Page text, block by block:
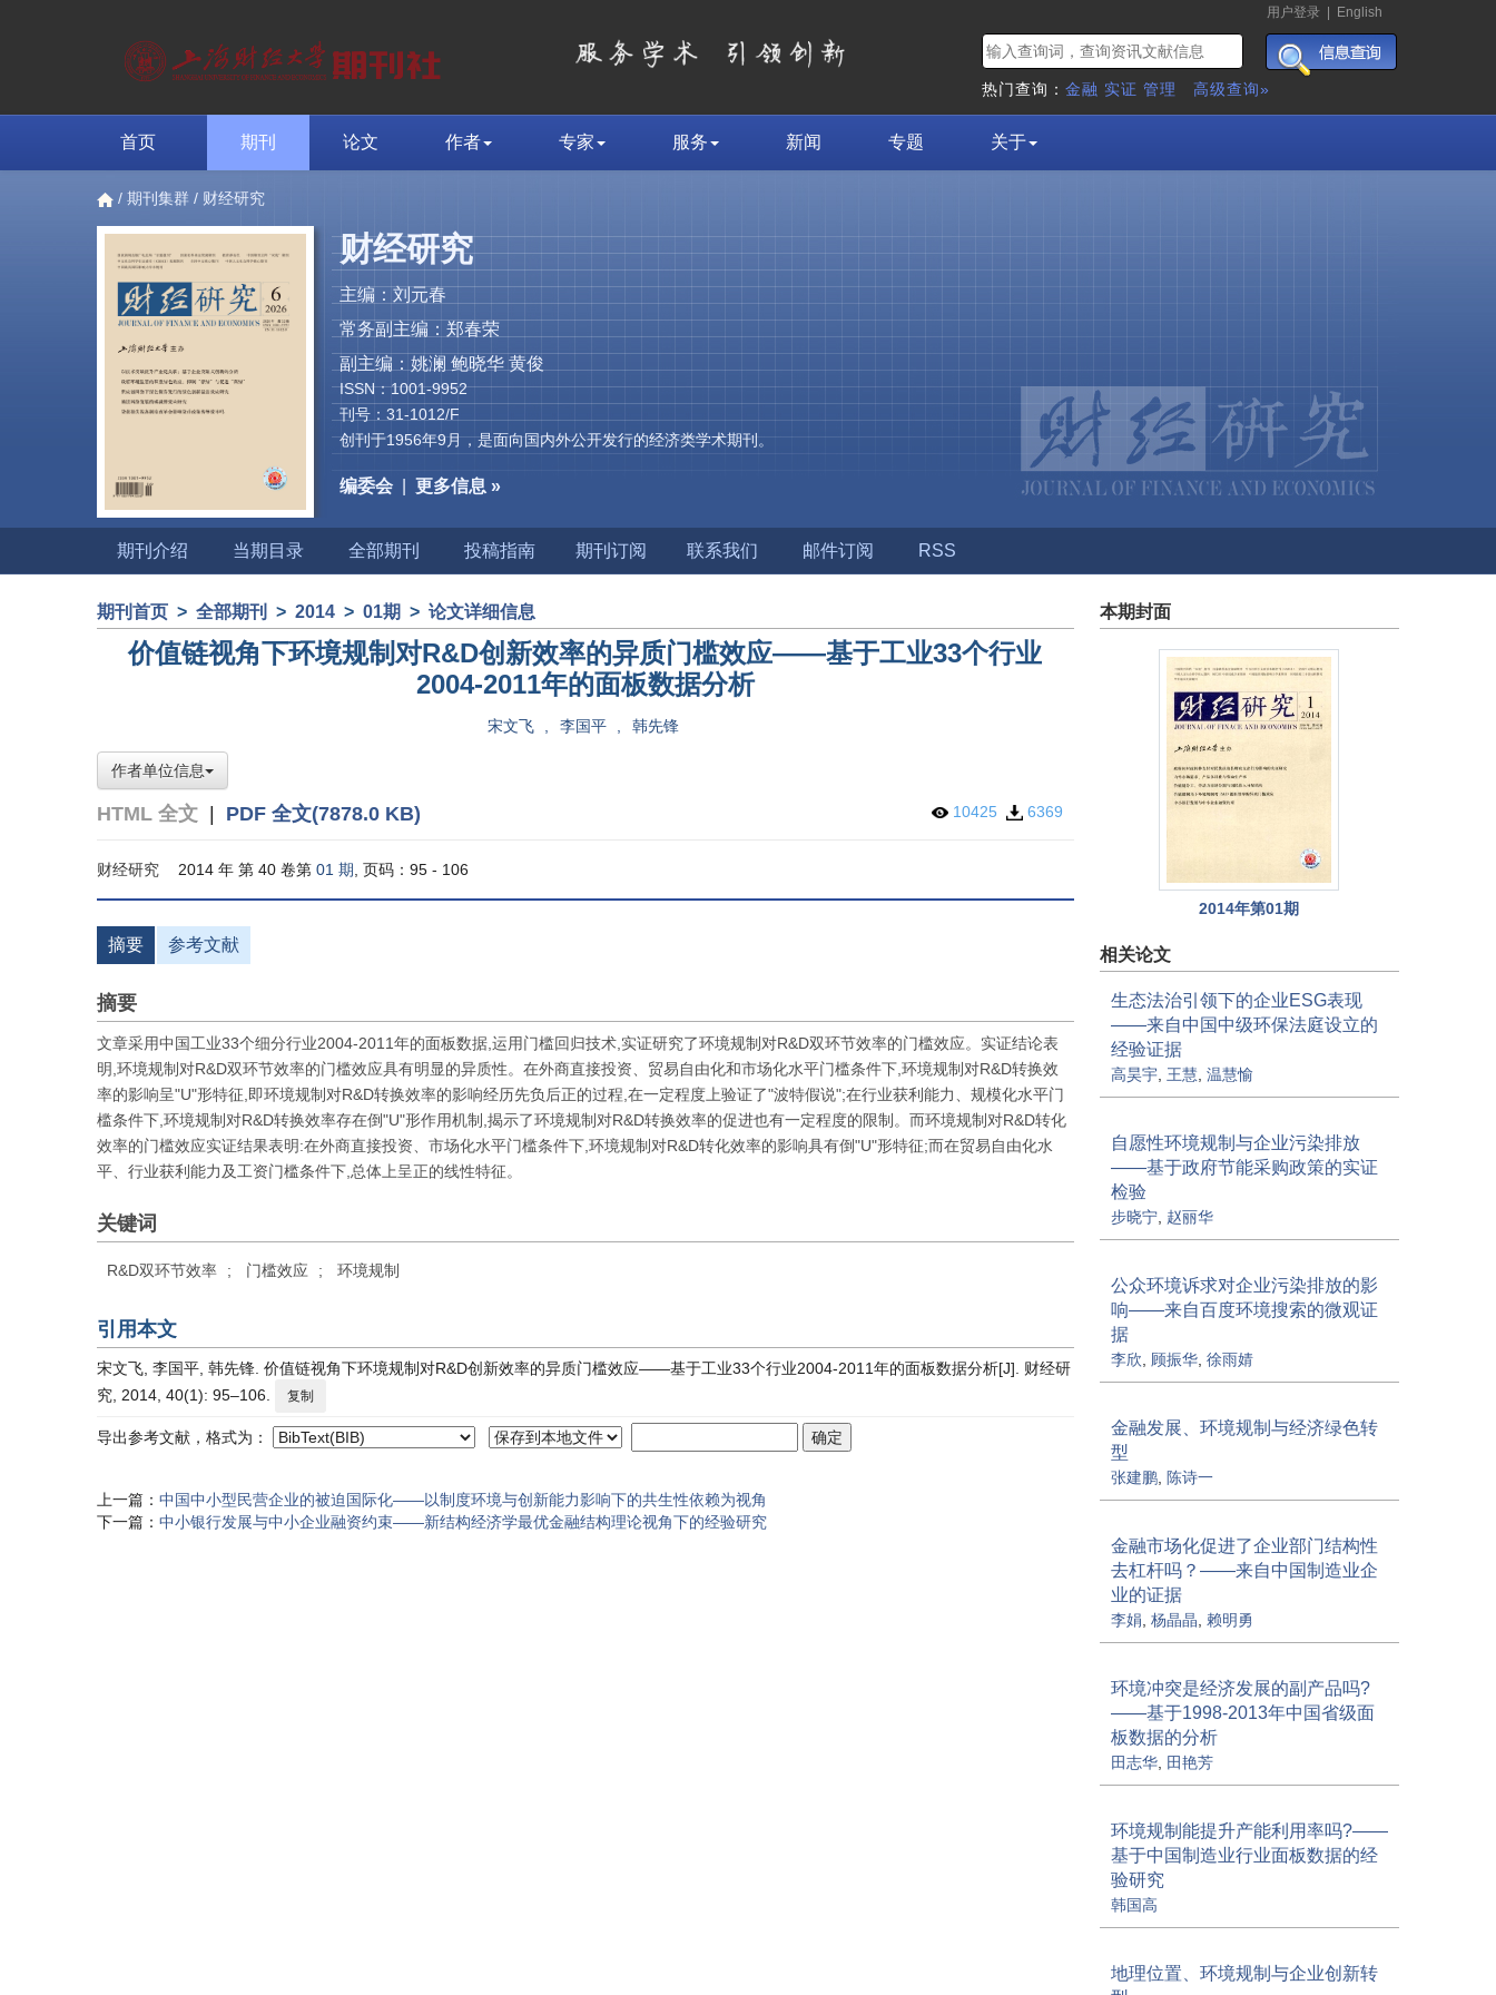
用户登录 English
热门查询： 金融 实证 管理 高级查询»
首页 期刊 论文 作者 专家 服务 新闻 专题 关于
/ 期刊集群 / 财经研究
财经研究
主编：刘元春
常务副主编：郑春荣
副主编：姚澜 鲍晓华 黄俊
ISSN：1001-9952
刊号：31-1012/F
创刊于1956年9月，是面向国内外公开发行的经济类学术期刊。
编委会 更多信息 »
期刊介绍 当期目录 全部期刊 投稿指南 期刊订阅 联系我们 邮件订阅 RSS
期刊首页 > 全部期刊 > 2014 > 01期 > 论文详细信息
价值链视角下环境规制对R&D创新效率的异质门槛效应——基于工业33个行业
2004-2011年的面板数据分析
宋文飞 李国平 韩先锋
作者单位信息
HTML 全文 PDF 全文(7878.0 KB) 10425 6369
财经研究 2014 年 第 40 卷第 01 期 , 页码：95 - 106
摘要 参考文献
摘要
文章采用中国工业33个细分行业2004-2011年的面板数据,运用门槛回归技术,实证研究了环境规制对R&D双环节效率的门槛效应。实证结论表
明,环境规制对R&D双环节效率的门槛效应具有明显的异质性。在外商直接投资、贸易自由化和市场化水平门槛条件下,环境规制对R&D转换效
率的影响呈"U"形特征,即环境规制对R&D转换效率的影响经历先负后正的过程,在一定程度上验证了"波特假说";在行业获利能力、规模化水平门
槛条件下,环境规制对R&D转换效率存在倒"U"形作用机制,揭示了环境规制对R&D转换效率的促进也有一定程度的限制。而环境规制对R&D转化
效率的门槛效应实证结果表明:在外商直接投资、市场化水平门槛条件下,环境规制对R&D转化效率的影响具有倒"U"形特征;而在贸易自由化水
平、行业获利能力及工资门槛条件下,总体上呈正的线性特征。
关键词
R&D双环节效率 ; 门槛效应 ; 环境规制
引用本文
宋文飞, 李国平, 韩先锋. 价值链视角下环境规制对R&D创新效率的异质门槛效应——基于工业33个行业2004-2011年的面板数据分析[J]. 财经研
究, 2014, 40(1): 95–106.
复制
导出参考文献，格式为：
上一篇： 中国中小型民营企业的被迫国际化——以制度环境与创新能力影响下的共生性依赖为视角
下一篇： 中小银行发展与中小企业融资约束——新结构经济学最优金融结构理论视角下的经验研究
本期封面
2014年第01期
相关论文
生态法治引领下的企业ESG表现
——来自中国中级环保法庭设立的
经验证据
高昊宇, 王慧, 温慧愉
自愿性环境规制与企业污染排放
——基于政府节能采购政策的实证
检验
步晓宁, 赵丽华
公众环境诉求对企业污染排放的影
响——来自百度环境搜索的微观证
据
李欣 顾振华, 徐雨婧
金融发展、环境规制与经济绿色转
型
张建鹏, 陈诗一
金融市场化促进了企业部门结构性
去杠杆吗？——来自中国制造业企
业的证据
李娟 杨晶晶 赖明勇
环境冲突是经济发展的副产品吗?
——基于1998-2013年中国省级面
板数据的分析
田志华, 田艳芳
环境规制能提升产能利用率吗?——
基于中国制造业行业面板数据的经
验研究
韩国高
地理位置、环境规制与企业创新转